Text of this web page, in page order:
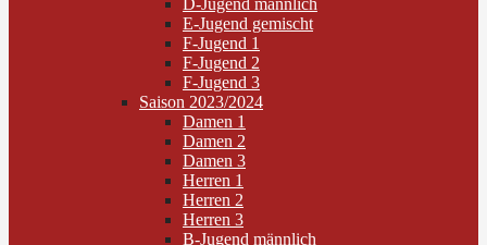
D-Jugend männlich
E-Jugend gemischt
F-Jugend 1
F-Jugend 2
F-Jugend 3
Saison 2023/2024
Damen 1
Damen 2
Damen 3
Herren 1
Herren 2
Herren 3
B-Jugend männlich